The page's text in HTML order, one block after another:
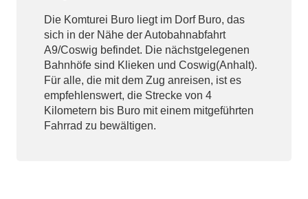
Die Komturei Buro liegt im Dorf Buro, das
sich in der Nähe der Autobahnabfahrt
A9/Coswig befindet. Die nächstgelegenen
Bahnhöfe sind Klieken und Coswig(Anhalt).
Für alle, die mit dem Zug anreisen, ist es
empfehlenswert, die Strecke von 4
Kilometern bis Buro mit einem mitgeführten
Fahrrad zu bewältigen.